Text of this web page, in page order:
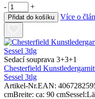
- +
Přidat do košíku Více o
Sedací souprava 3+3+1
Chesterfield
Sessel 3tlg
Artikel-Nr.EAN:
cmBreite: ca: 90